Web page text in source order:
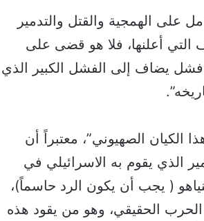
على الهمجية والقتل والتدمير
أعلنها، فلا هو قضى على
يضاف إلى الفشل الكبير الذي
الكيان الصهيوني”، معتبراً أن
الذي يقوم به الاسرائيلي في
( يجب أن يكون الرد حاسماً)،
الحقيقي، وهو من يقود هذه